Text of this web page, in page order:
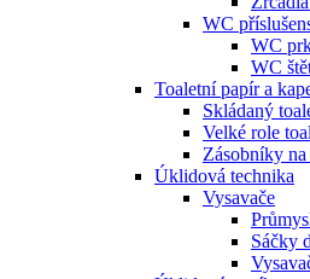
WC
WC
WC
Toaletní papír a
Skládaný
Velké role
Zásobníky
Úklidová technika
Vysavače
Sáčky